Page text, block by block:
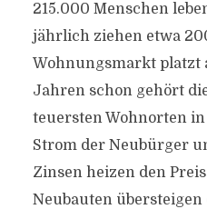
215.000 Menschen
jährlich ziehen etwa
Wohnungsmarkt platzt
Jahren schon gehört
teuersten Wohnorten
Strom der Neubürger
Zinsen heizen den
Neubauten